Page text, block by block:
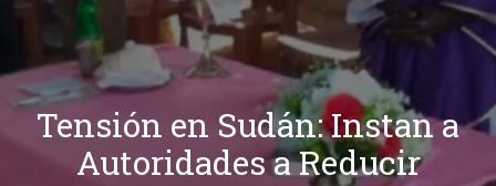
Tensión en Sudán: Instan a
Autoridades a Reducir